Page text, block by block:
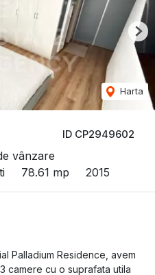
ID CP2949602
vânzare
78.61 mp 2015
Harta
Palladium Residence, avem
camere cu o suprafata utila